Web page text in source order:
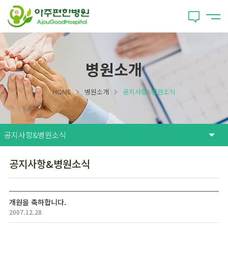
병원소개
HOME 병원소개 공지사항&병원소식
공지사항&병원소식
개원을 축하합니다.
2007.12.28